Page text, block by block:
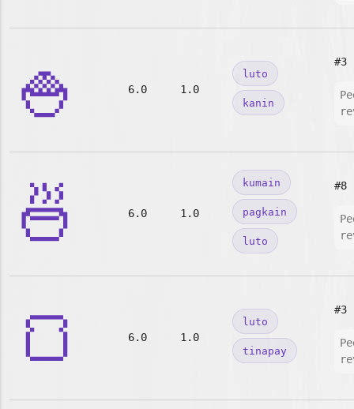
🍚 6.0 1.0
luto
kanin
#3
🍜 6.0 1.0
kumain
pagkain
luto
#8
🍞 6.0 1.0
luto
tinapay
#3